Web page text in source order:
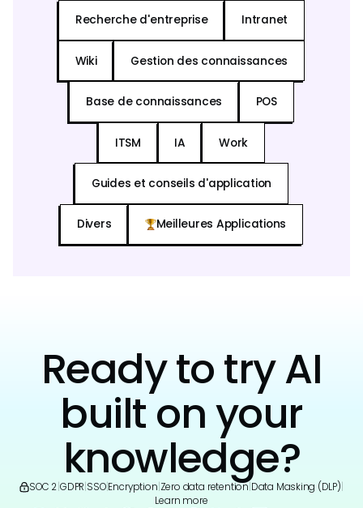
Recherche d'entreprise Intranet
Wiki Gestion des connaissances
Base de connaissances POS
ITSM IA Work
Guides et conseils d'application
Divers Meilleures Applications
Ready to try AI
built on your
knowledge?
SOC 2 GDPR SSO|Encryption Zero data retention Data Masking (DLP)
Learn more